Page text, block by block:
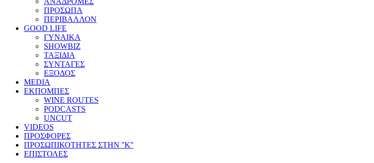
ΠΡΟΣΩΠΑ
ΠΕΡΙΒΑΛΛΟΝ
GOOD LIFE
ΓΥΝΑΙΚΑ
SHOWBIZ
ΤΑΞΙΔΙΑ
ΣΥΝΤΑΓΕΣ
ΕΞΟΔΟΣ
MEDIA
ΕΚΠΟΜΠΕΣ
WINE ROUTES
PODCASTS
UNCUT
VIDEOS
ΠΡΟΣΦΟΡΕΣ
ΠΡΟΣΩΠΙΚΟΤΗΤΕΣ ΣΤΗΝ ''Κ''
ΕΠΙΣΤΟΛΕΣ